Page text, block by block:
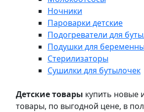
Ночники
Пароварки детские
Подогреватели для
Подушки для
Стерилизаторы
Сушилки для бутылочек
Детские товары купить новые
товары, по выгодной цене, в